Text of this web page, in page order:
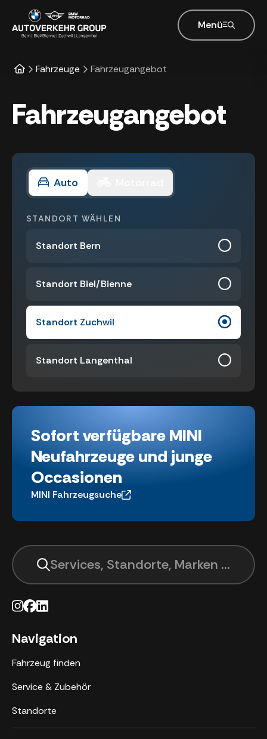
Menü
Fahrzeuge Fahrzeugangebot
Fahrzeugangebot
Auto
STANDORT WÄHLEN
Standort Bern
Standort Biel/Bienne
Standort Zuchwil
Standort Langenthal
Sofort verfügbare MINI
Neufahrzeuge und junge
Occasionen
MINI Fahrzeugsuche
Services, Standorte, Marken suchen
Navigation
Fahrzeug finden
Service & Zubehör
Standorte